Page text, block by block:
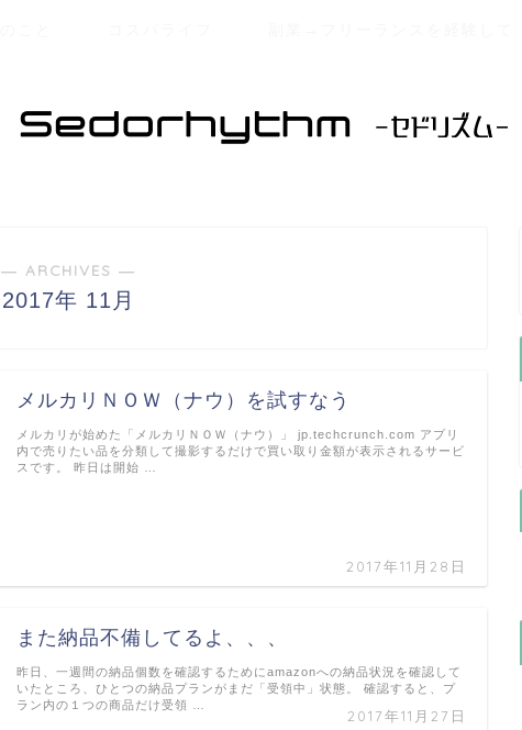
― ARCHIVES ―
2017年 11月
メルカリＮＯＷ（ナウ）を試すなう
2017年11月28日
メルカリが始めた「メルカリＮＯＷ（ナウ）」 jp.techcrunch.com アプリ
内で売りたい品を分類して撮影するだけで買い取り金額が表示されるサービ
スです。 昨日は開始 …
また納品不備してるよ、、、
2017年11月27日
昨日、一週間の納品個数を確認するためにamazonへの納品状況を確認して
いたところ、ひとつの納品プランがまだ「受領中」状態。 確認すると、プ
ラン内の１つの商品だけ受領 …